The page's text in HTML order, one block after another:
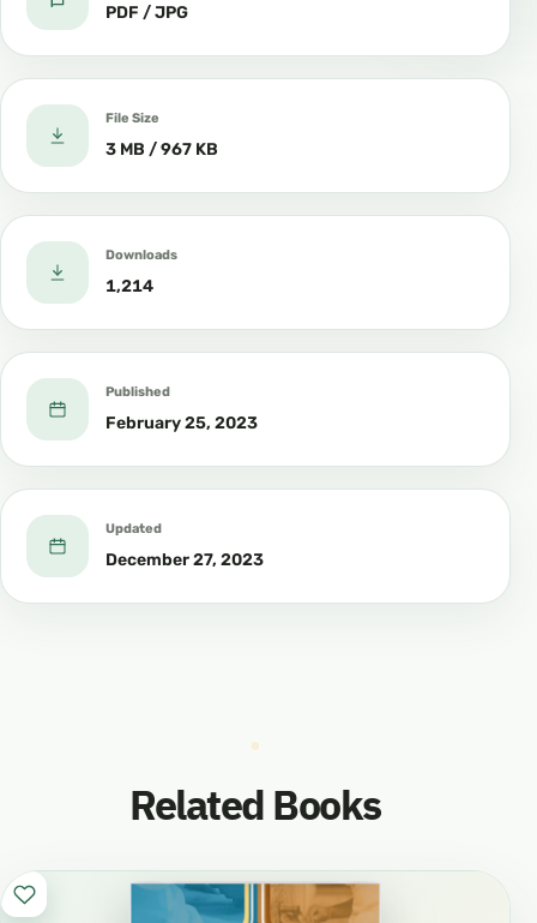
PDF / JPG
File Size
3 MB / 967 KB
Downloads
1,214
Published
February 25, 2023
Updated
December 27, 2023
Related Books